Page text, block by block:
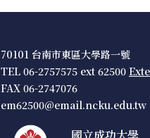
70101 台南市東區大學路一號
TEL 06-2757575 ext 62500
FAX 06-2747076
em62500@email.ncku.edu.tw
國立成功大學